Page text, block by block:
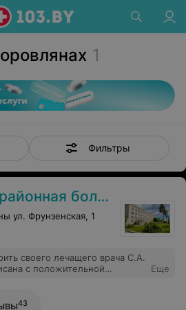
1
Фильтры
больница
ул. Фрунзенская, 1
своего лечащего врача С.А.
с положительной
в
отношение к людям.
Еще
43